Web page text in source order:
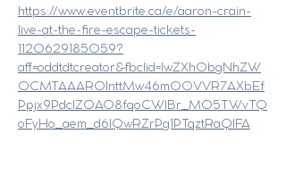
https://www.eventbrite.ca/e/aaron-crain-
live-at-the-fire-escape-tickets-
1120629185059?
aff=oddtdtcreator&fbclid=IwZXh0bgNhZW
0CMTAAAR0InttMw46m00VVR7AXbEf
Ppjx9PdcIZ0AO8fqoCWlBr_M05TWvTQ
oFyHo_aem_d6IQwRZrPg1PTqztRaQlFA